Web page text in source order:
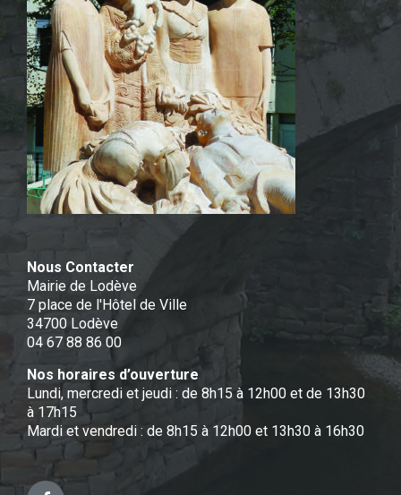
Nous Contacter
Mairie de Lodève
7 place de l'Hôtel de Ville
34700 Lodève
04 67 88 86 00
Nos horaires d’ouverture
Lundi, mercredi et jeudi : de 8h15 à 12h00 et de 13h30
à 17h15
Mardi et vendredi : de 8h15 à 12h00 et 13h30 à 16h30